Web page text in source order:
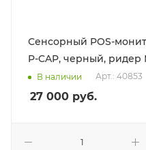
Сенсорный POS-
P-CAP, черный,
В наличии Арт.: 40853
27 000 руб.